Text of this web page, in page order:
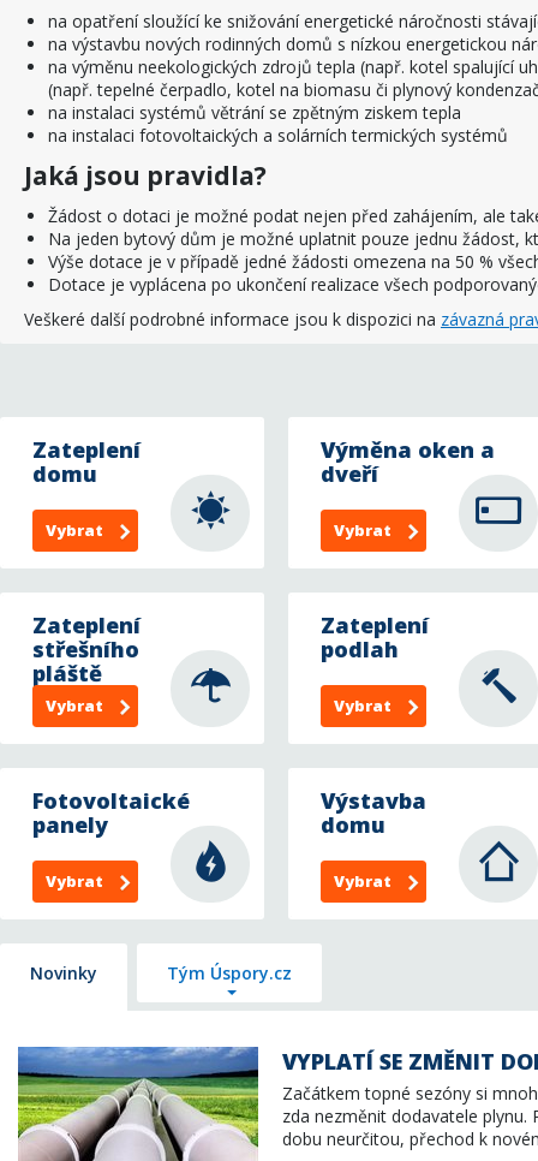
na opatření sloužící ke snižování energetické náročnosti
na výstavbu nových rodinných domů s nízkou energetickou
na výměnu neekologických zdrojů tepla (např. kotel spalující
(např. tepelné čerpadlo, kotel na biomasu či plynový
na instalaci systémů větrání se zpětným ziskem tepla
na instalaci fotovoltaických a solárních termických systémů
Jaká jsou pravidla?
Žádost o dotaci je možné podat nejen před zahájením, ale
Na jeden bytový dům je možné uplatnit pouze jednu žádost,
Výše dotace je v případě jedné žádosti omezena na 50 %
Dotace je vyplácena po ukončení realizace všech
Veškeré další podrobné informace jsou k dispozici na závazná
Zateplení
domu
Vybrat
Výměna oken a
dveří
Vybrat
Zateplení
střešního
pláště
Vybrat
Zateplení
podlah
Vybrat
Fotovoltaické
panely
Vybrat
Výstavba
domu
Vybrat
Novinky Tým Úspory.cz
VYPLATÍ SE ZMĚNIT
Začátkem topné sezóny si
zda nezměnit dodavatele
dobu neurčitou, přechod k